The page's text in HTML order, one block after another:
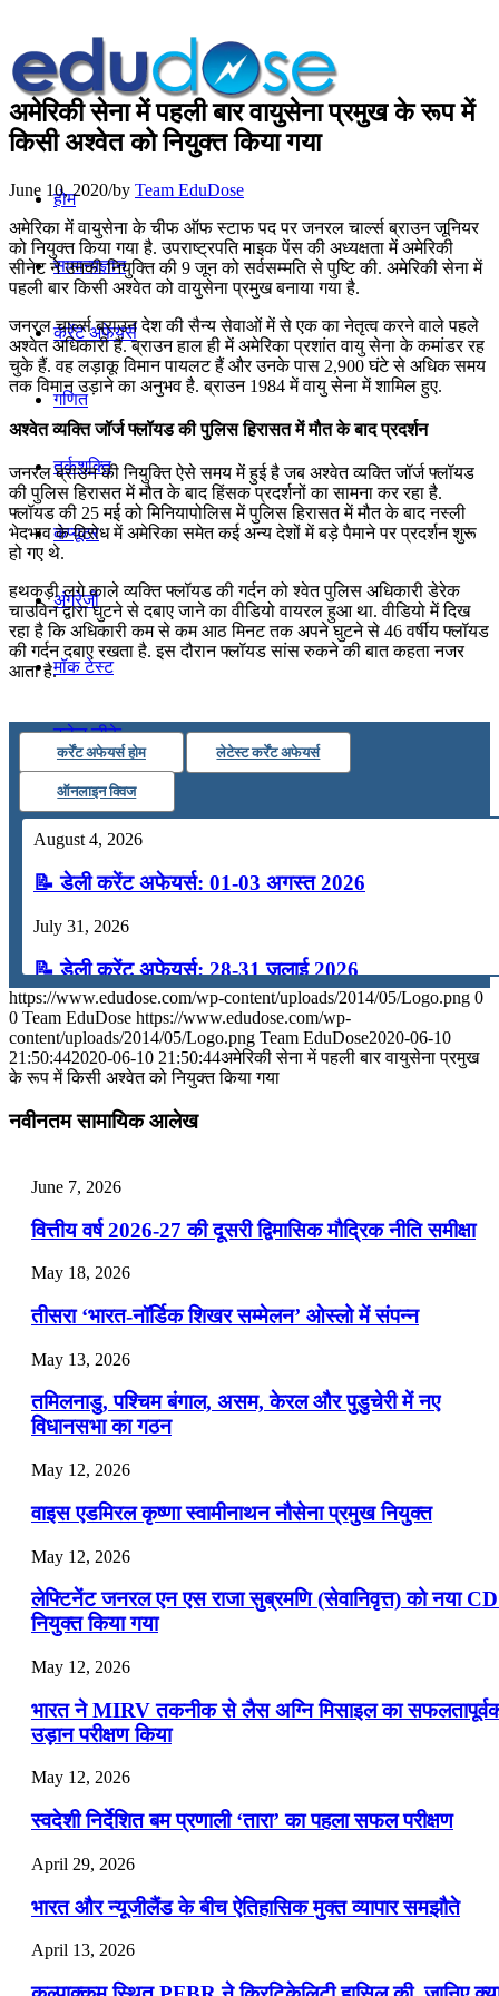
होम
सामान्यज्ञान
करेंट अफेयर्स
गणित
तर्कशक्ति
कंप्यूटर
अंग्रेजी
मॉक टेस्ट
टुडेज जीके
Menu Menu
अमेरिकी सेना में पहली बार वायुसेना प्रमुख के रूप में
किसी अश्वेत को नियुक्त किया गया
June 10, 2020/by Team EduDose
अमेरिका में वायुसेना के चीफ ऑफ स्टाफ पद पर जनरल चार्ल्स ब्राउन जूनियर
को नियुक्त किया गया है. उपराष्ट्रपति माइक पेंस की अध्यक्षता में अमेरिकी
सीनेट ने उनकी नियुक्ति की 9 जून को सर्वसम्मति से पुष्टि की. अमेरिकी सेना में
पहली बार किसी अश्वेत को वायुसेना प्रमुख बनाया गया है.
जनरल चार्ल्स ब्राउन देश की सैन्य सेवाओं में से एक का नेतृत्व करने वाले पहले
अश्वेत अधिकारी हैं. ब्राउन हाल ही में अमेरिका प्रशांत वायु सेना के कमांडर रह
चुके हैं. वह लड़ाकू विमान पायलट हैं और उनके पास 2,900 घंटे से अधिक समय
तक विमान उड़ाने का अनुभव है. ब्राउन 1984 में वायु सेना में शामिल हुए.
अश्वेत व्यक्ति जॉर्ज फ्लॉयड की पुलिस हिरासत में मौत के बाद प्रदर्शन
जनरल ब्राउन की नियुक्ति ऐसे समय में हुई है जब अश्वेत व्यक्ति जॉर्ज फ्लॉयड
की पुलिस हिरासत में मौत के बाद हिंसक प्रदर्शनों का सामना कर रहा है.
फ्लॉयड की 25 मई को मिनियापोलिस में पुलिस हिरासत में मौत के बाद नस्ली
भेदभाव के विरोध में अमेरिका समेत कई अन्य देशों में बड़े पैमाने पर प्रदर्शन शुरू
हो गए थे.
हथकड़ी लगे काले व्यक्ति फ्लॉयड की गर्दन को श्वेत पुलिस अधिकारी डेरेक
चाउविन द्वारा घुटने से दबाए जाने का वीडियो वायरल हुआ था. वीडियो में दिख
रहा है कि अधिकारी कम से कम आठ मिनट तक अपने घुटने से 46 वर्षीय फ्लॉयड
की गर्दन दबाए रखता है. इस दौरान फ्लॉयड सांस रुकने की बात कहता नजर
आता है.
कर्रेंट अफेयर्स होम लेटेस्ट कर्रेंट अफेयर्स
ऑनलाइन क्विज
August 4, 2026
📝 डेली करेंट अफेयर्स: 01-03 अगस्त 2026
July 31, 2026
📝 डेली करेंट अफेयर्स: 28-31 जुलाई 2026
July 28, 2026
📝 डेली करेंट अफेयर्स: 25-27 जुलाई 2026
July 22, 2026
📝 डेली करेंट अफेयर्स: 19-21 जुलाई 2026
July 19, 2026
📝 डेली करेंट अफेयर्स: 16-18 जुलाई 2026
July 16, 2026
📝 डेली करेंट अफेयर्स: 13-15 जुलाई 2026
https://www.edudose.com/wp-content/uploads/2014/05/Logo.png 0
0 Team EduDose https://www.edudose.com/wp-
content/uploads/2014/05/Logo.png Team EduDose2020-06-10
21:50:442020-06-10 21:50:44अमेरिकी सेना में पहली बार वायुसेना प्रमुख
के रूप में किसी अश्वेत को नियुक्त किया गया
नवीनतम सामायिक आलेख
June 7, 2026
वित्तीय वर्ष 2026-27 की दूसरी द्विमासिक मौद्रिक नीति समीक्षा
May 18, 2026
तीसरा ‘भारत-नॉर्डिक शिखर सम्मेलन’ ओस्लो में संपन्न
May 13, 2026
तमिलनाडु, पश्चिम बंगाल, असम, केरल और पुडुचेरी में नए
विधानसभा का गठन
May 12, 2026
वाइस एडमिरल कृष्णा स्वामीनाथन नौसेना प्रमुख नियुक्त
May 12, 2026
लेफ्टिनेंट जनरल एन एस राजा सुब्रमणि (सेवानिवृत्त) को नया
नियुक्त किया गया
May 12, 2026
भारत ने MIRV तकनीक से लैस अग्नि मिसाइल का
उड़ान परीक्षण किया
May 12, 2026
स्वदेशी निर्देशित बम प्रणाली ‘तारा’ का पहला सफल परीक्षण
April 29, 2026
भारत और न्यूजीलैंड के बीच ऐतिहासिक मुक्त व्यापार समझौते
April 13, 2026